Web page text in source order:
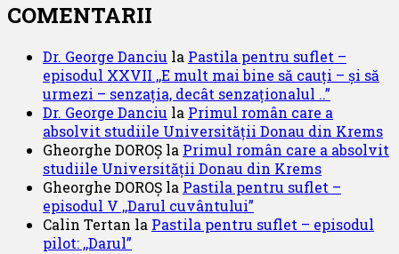
COMENTARII
Dr. George Danciu la Pastila pentru suflet –
episodul XXVII ,,E mult mai bine să cauți – și să
urmezi – senzația, decât senzaționalul ..”
Dr. George Danciu la Primul român care a
absolvit studiile Universității Donau din Krems
Gheorghe DOROȘ la Primul român care a absolvit
studiile Universității Donau din Krems
Gheorghe DOROȘ la Pastila pentru suflet –
episodul V ,,Darul cuvântului”
Calin Tertan la Pastila pentru suflet – episodul
pilot: ,,Darul”